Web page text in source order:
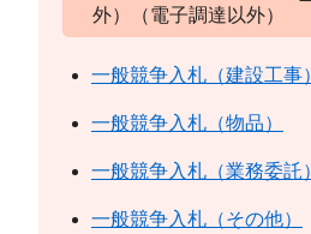
外）（電子調達以外）
一般競争入札（建設工事）
一般競争入札（物品）
一般競争入札（業務委託）
一般競争入札（その他）